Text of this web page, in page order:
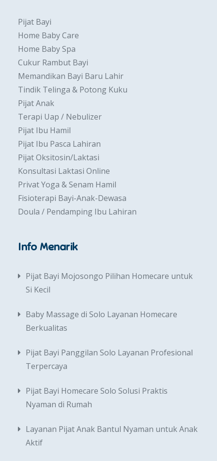
Pijat Bayi
Home Baby Care
Home Baby Spa
Cukur Rambut Bayi
Memandikan Bayi Baru Lahir
Tindik Telinga & Potong Kuku
Pijat Anak
Terapi Uap / Nebulizer
Pijat Ibu Hamil
Pijat Ibu Pasca Lahiran
Pijat Oksitosin/Laktasi
Konsultasi Laktasi Online
Privat Yoga & Senam Hamil
Fisioterapi Bayi-Anak-Dewasa
Doula / Pendamping Ibu Lahiran
Info Menarik
Pijat Bayi Mojosongo Pilihan Homecare untuk
Si Kecil
Baby Massage di Solo Layanan Homecare
Berkualitas
Pijat Bayi Panggilan Solo Layanan Profesional
Terpercaya
Pijat Bayi Homecare Solo Solusi Praktis
Nyaman di Rumah
Layanan Pijat Anak Bantul Nyaman untuk Anak
Aktif